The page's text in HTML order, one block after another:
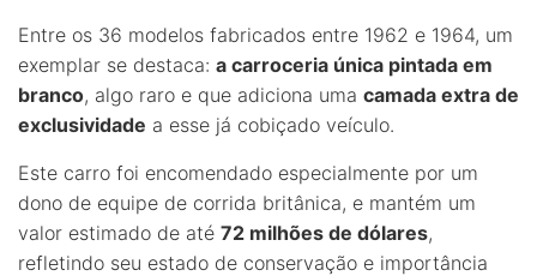
Entre os 36 modelos fabricados entre 1962 e 1964, um
exemplar se destaca: a carroceria única pintada em
branco, algo raro e que adiciona uma camada extra de
exclusividade a esse já cobiçado veículo.
Este carro foi encomendado especialmente por um
dono de equipe de corrida britânica, e mantém um
valor estimado de até 72 milhões de dólares,
refletindo seu estado de conservação e importância